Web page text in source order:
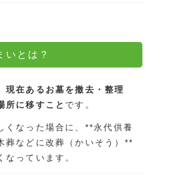
いとは？
現在あるお墓を撤去・整理
所に移すこと です。
くなった場合に、**永代供養
葬などに改葬（かいそう）**
なっています。